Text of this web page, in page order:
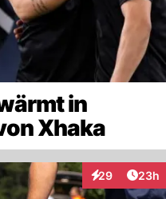
in
Xhaka
29
Interaktionen
23h